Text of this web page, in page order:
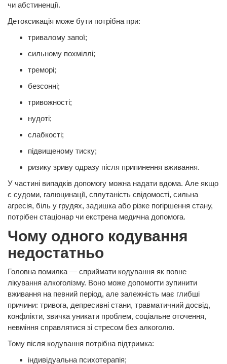
чи абстиненції.
Детоксикація може бути потрібна при:
тривалому запої;
сильному похміллі;
треморі;
безсонні;
тривожності;
нудоті;
слабкості;
підвищеному тиску;
ризику зриву одразу після припинення вживання.
У частині випадків допомогу можна надати вдома. Але якщо
є судоми, галюцинації, сплутаність свідомості, сильна
агресія, біль у грудях, задишка або різке погіршення стану,
потрібен стаціонар чи екстрена медична допомога.
Чому одного кодування
недостатньо
Головна помилка — сприймати кодування як повне
лікування алкоголізму. Воно може допомогти зупинити
вживання на певний період, але залежність має глибші
причини: тривога, депресивні стани, травматичний досвід,
конфлікти, звичка уникати проблем, соціальне оточення,
невміння справлятися зі стресом без алкоголю.
Тому після кодування потрібна підтримка:
індивідуальна психотерапія;